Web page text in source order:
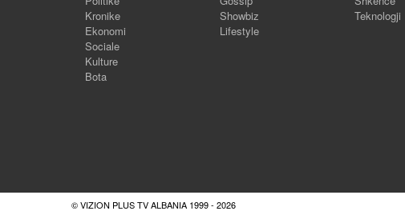
Kronike
Ekonomi
Sociale
Kulture
Bota
Showbiz
Lifestyle
Teknologji
© VIZION PLUS TV ALBANIA 1999 - 2026